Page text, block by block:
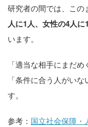
研究者の間では、この
人に1人、女性の4人に
います。
「適当な相手にまだ
「条件に合う人がい
す。
参考： 国立社会保障・